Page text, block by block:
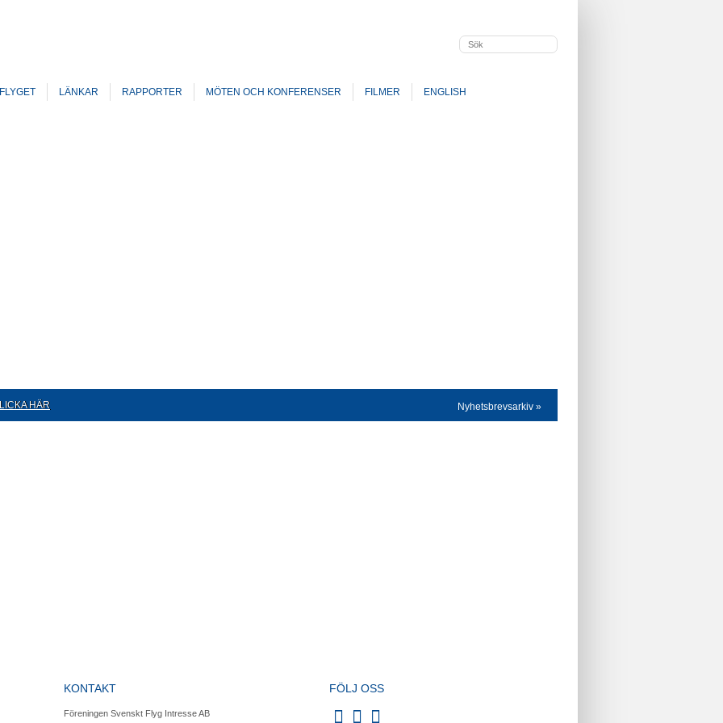
LÄNKAR RAPPORTER MÖTEN OCH KONFERENSER FILMER ENGLISH
HÄR Nyhetsbrevsarkiv »
KONTAKT
Föreningen Svenskt Flyg Intresse AB
FÖLJ OSS